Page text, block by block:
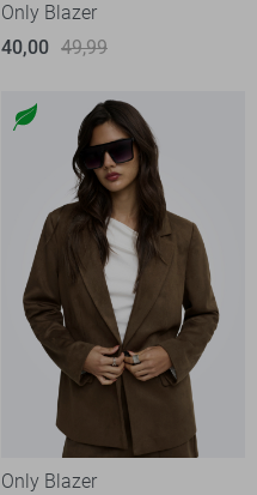
Only Blazer
40,00 49,99
Only Blazer